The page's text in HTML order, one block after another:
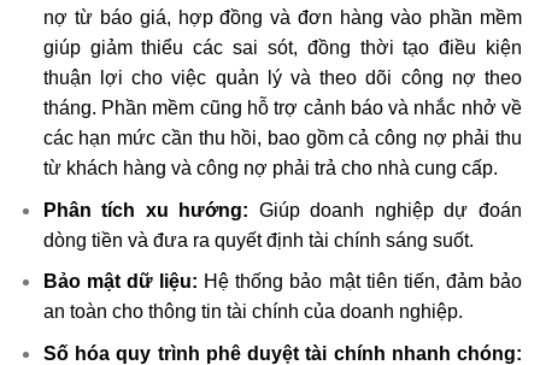
nợ từ báo giá, hợp đồng và đơn hàng vào phần mềm
giúp giảm thiểu các sai sót, đồng thời tạo điều kiện
thuận lợi cho việc quản lý và theo dõi công nợ theo
tháng. Phần mềm cũng hỗ trợ cảnh báo và nhắc nhở về
các hạn mức cần thu hồi, bao gồm cả công nợ phải thu
từ khách hàng và công nợ phải trả cho nhà cung cấp.
Phân tích xu hướng: Giúp doanh nghiệp dự đoán
dòng tiền và đưa ra quyết định tài chính sáng suốt.
Bảo mật dữ liệu: Hệ thống bảo mật tiên tiến, đảm bảo
an toàn cho thông tin tài chính của doanh nghiệp.
Số hóa quy trình phê duyệt tài chính nhanh chóng: